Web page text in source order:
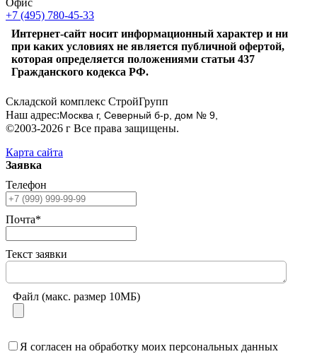
+7 (495) 780-45-33
Интернет-сайт носит информационный характер и ни
при каких условиях не является публичной офертой,
которая определяется положениями статьи 437
Гражданского кодекса РФ.
Складской комплекс СтройГрупп
Наш адрес:Москва г, Северный б-р, дом № 9,
©2003-2026 г Все права защищены.
Карта сайта
Заявка
Телефон
Почта*
Текст заявки
Файл (макс. размер 10МБ)
Я согласен на обработку моих персональных данных